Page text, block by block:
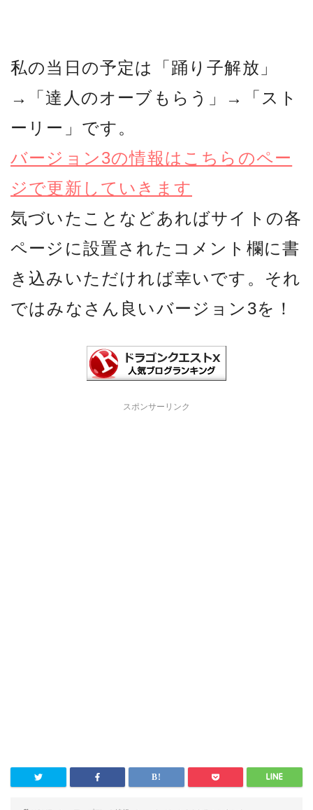
私の当日の予定は「踊り子解放」
→「達人のオーブもらう」→「スト
ーリー」です。
バージョン3の情報はこちらのペー
ジで更新していきます
気づいたことなどあればサイトの各
ページに設置されたコメント欄に書
き込みいただければ幸いです。それ
ではみなさん良いバージョン3を！
スポンサーリンク